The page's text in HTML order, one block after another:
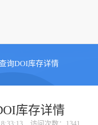
询DOI库存详情
库存详情